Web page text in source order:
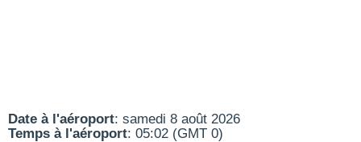
Date à l'aéroport: samedi 8 août 2026
Temps à l'aéroport: 05:02 (GMT 0)